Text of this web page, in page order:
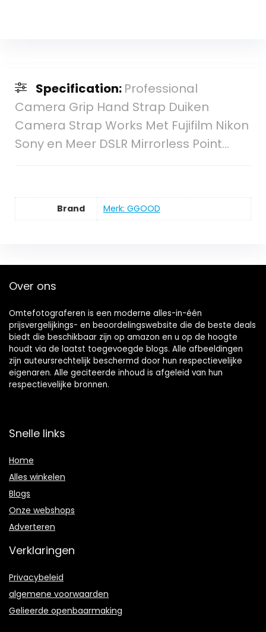
Specification: Professional
Camera Grip Hand Strap Duiken
Camera Strap Works Met Fujifilm Nikon
Sony en Meer DSLR Mirrorless Point…
Brand Merk: GGOOD
Over ons
Omtefotograferen is een moderne alles-in-één
prijsvergelijkings- en beoordelingswebsite die de beste deals
biedt die beschikbaar zijn op amazon en u op de hoogte
houdt via de laatst toegevoegde blogs. Alle afbeeldingen
zijn auteursrechtelijk beschermd door hun respectievelijke
eigenaren. Alle geciteerde inhoud is afgeleid van hun
respectievelijke bronnen.
Snelle links
Home
Alles winkelen
Blogs
Onze webshops
Adverteren
Verklaringen
Privacybeleid
algemene voorwaarden
Gelieerde openbaarmaking